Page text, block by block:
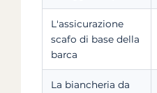
L'assicurazione
scafo di base della
barca
La biancheria da